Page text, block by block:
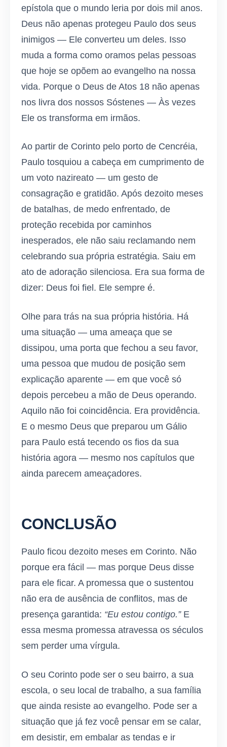
epístola que o mundo leria por dois mil anos.
Deus não apenas protegeu Paulo dos seus
inimigos — Ele converteu um deles. Isso
muda a forma como oramos pelas pessoas
que hoje se opõem ao evangelho na nossa
vida. Porque o Deus de Atos 18 não apenas
nos livra dos nossos Sóstenes — Às vezes
Ele os transforma em irmãos.
Ao partir de Corinto pelo porto de Cencréia,
Paulo tosquiou a cabeça em cumprimento de
um voto nazireato — um gesto de
consagração e gratidão. Após dezoito meses
de batalhas, de medo enfrentado, de
proteção recebida por caminhos
inesperados, ele não saiu reclamando nem
celebrando sua própria estratégia. Saiu em
ato de adoração silenciosa. Era sua forma de
dizer: Deus foi fiel. Ele sempre é.
Olhe para trás na sua própria história. Há
uma situação — uma ameaça que se
dissipou, uma porta que fechou a seu favor,
uma pessoa que mudou de posição sem
explicação aparente — em que você só
depois percebeu a mão de Deus operando.
Aquilo não foi coincidência. Era providência.
E o mesmo Deus que preparou um Gálio
para Paulo está tecendo os fios da sua
história agora — mesmo nos capítulos que
ainda parecem ameaçadores.
CONCLUSÃO
Paulo ficou dezoito meses em Corinto. Não
porque era fácil — mas porque Deus disse
para ele ficar. A promessa que o sustentou
não era de ausência de conflitos, mas de
presença garantida: “Eu estou contigo.”E
essa mesma promessa atravessa os séculos
sem perder uma vírgula.
O seu Corinto pode ser o seu bairro, a sua
escola, o seu local de trabalho, a sua família
que ainda resiste ao evangelho. Pode ser a
situação que já fez você pensar em se calar,
em desistir, em embalar as tendas e ir